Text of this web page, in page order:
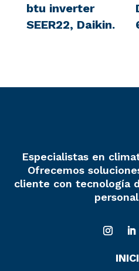
btu inverter
SEER22, Daikin.
Especialistas en
Ofrecemos
cliente con tecnología